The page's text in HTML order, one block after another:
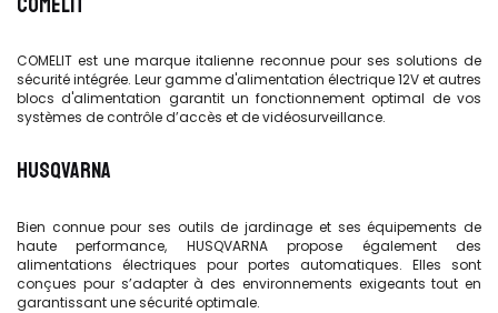
COMELIT est une marque italienne reconnue pour ses solutions de
sécurité intégrée. Leur gamme d'alimentation électrique 12V et autres
blocs d'alimentation garantit un fonctionnement optimal de vos
systèmes de contrôle d’accès et de vidéosurveillance.
HUSQVARNA
Bien connue pour ses outils de jardinage et ses équipements de
haute performance, HUSQVARNA propose également des
alimentations électriques pour portes automatiques. Elles sont
conçues pour s’adapter à des environnements exigeants tout en
garantissant une sécurité optimale.